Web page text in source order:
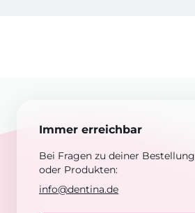
Immer erreichbar
Bei Fragen zu deiner Bestellung
oder Produkten:
info@dentina.de